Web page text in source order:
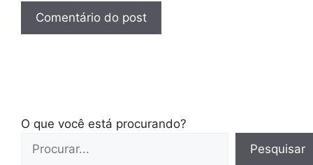
O que você está procurando?
Pesquisar